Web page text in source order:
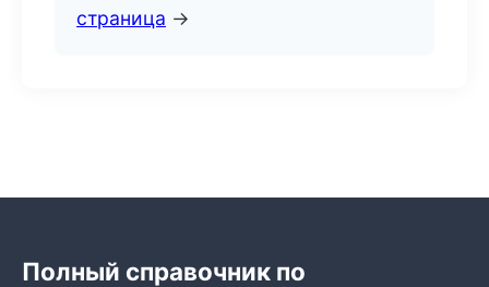
страница →
Полный справочник по